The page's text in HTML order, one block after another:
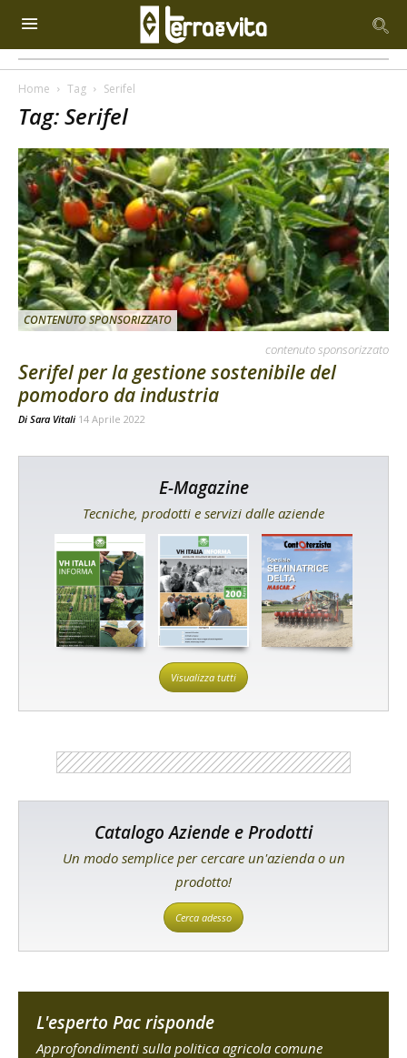
Home Tag Serifel
Tag: Serifel
CONTENUTO SPONSORIZZATO
contenuto sponsorizzato
Serifel per la gestione sostenibile del
pomodoro da industria
Di Sara Vitali 14 Aprile 2022
E-Magazine
Tecniche, prodotti e servizi dalle aziende
Visualizza tutti
Catalogo Aziende e Prodotti
Un modo semplice per cercare un'azienda o un
prodotto!
Cerca adesso
L'esperto Pac risponde
Approfondimenti sulla politica agricola comune